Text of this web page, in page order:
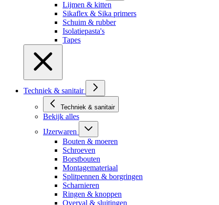
Lijmen & kitten
Sikaflex & Sika primers
Schuim & rubber
Isolatiepasta's
Tapes
Techniek & sanitair
Techniek & sanitair
Bekijk alles
IJzerwaren
Bouten & moeren
Schroeven
Borstbouten
Montagemateriaal
Splitpennen & borgringen
Scharnieren
Ringen & knoppen
Overval & sluitingen